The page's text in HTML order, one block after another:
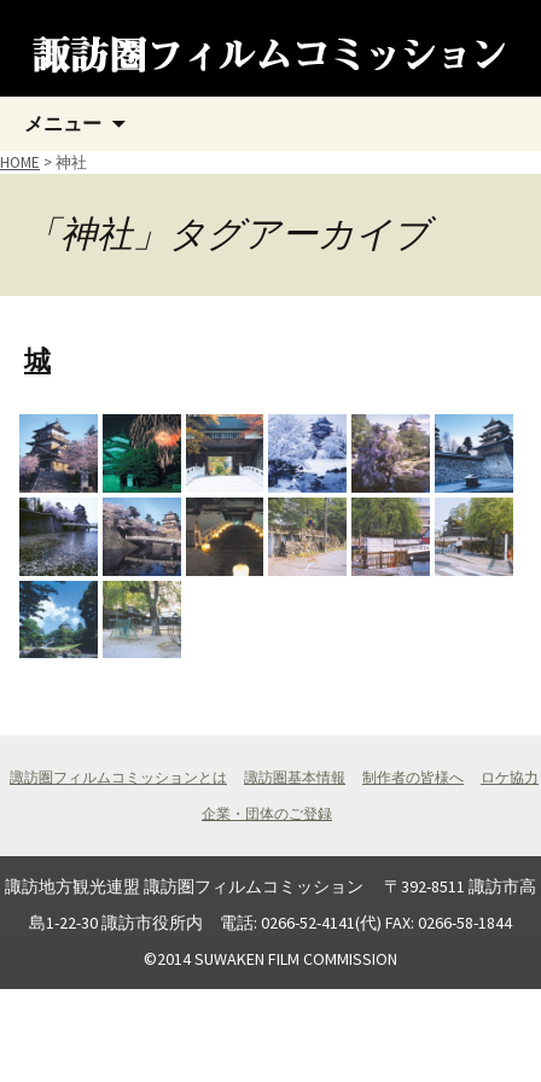
メニュー
テ
ン
へ
ス
HOME >神社
「神社」タグアーカイブ
城
諏訪圏フィルムコミッションとは 諏訪圏基本情報 制作者の皆様へ
ロケ協力
企業・団体のご登録
諏訪地方観光連盟 諏訪圏フィルムコミッション 〒392-8511 諏訪市高
島1-22-30 諏訪市役所内 電話: 0266-52-4141(代) FAX: 0266-58-1844
©2014 SUWAKEN FILM COMMISSION